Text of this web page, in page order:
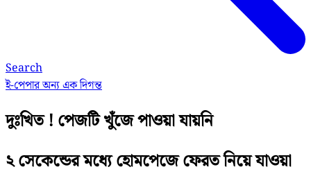
Search
ই-পেপারঅন্য এক দিগন্ত
দুঃখিত ! পেজটি খুঁজে পাওয়া যায়নি
২ সেকেন্ডের মধ্যে হোমপেজে ফেরত নিয়ে যাওয়া